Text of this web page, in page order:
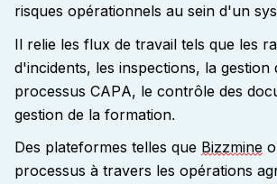
risques opérationnels au sein d'un
Il relie les flux de travail tels que les
d'incidents, les inspections, la gestion
processus CAPA, le contrôle des
gestion de la formation.
Des plateformes telles que Bizzmine
processus à travers les opérations